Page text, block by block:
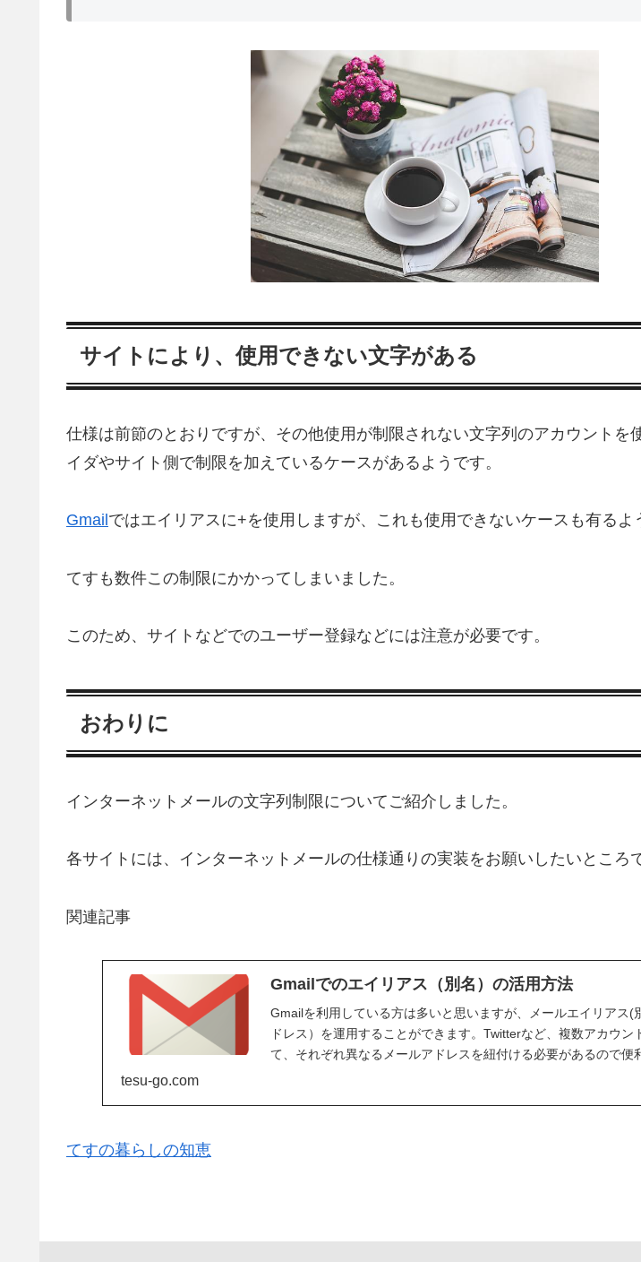
サイトにより、使用できない文字がある
仕様は前節のとおりですが、その他使用が制限されない文字列のアカウントを
イダやサイト側で制限を加えているケースがあるようです。
Gmail ではエイリアスに+を使用しますが、これも使用できないケースも有るよ
てすも数件この制限にかかってしまいました。
このため、サイトなどでのユーザー登録などには注意が必要です。
おわりに
インターネットメールの文字列制限についてご紹介しました。
各サイトには、インターネットメールの仕様通りの実装をお願いしたいところ
関連記事
Gmailでのエイリアス（別名）の活用方法
Gmailを利用している方は多いと思いますが、メールエイリアス(
ドレス）を運用することができます。Twitterなど、複数アカウン
て、それぞれ異なるメールアドレスを紐付ける必要があるので便
tesu-go.com
てすの暮らしの知恵